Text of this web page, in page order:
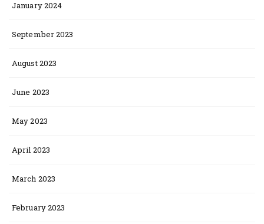
January 2024
September 2023
August 2023
June 2023
May 2023
April 2023
March 2023
February 2023